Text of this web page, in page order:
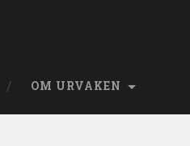
OM URVAKEN